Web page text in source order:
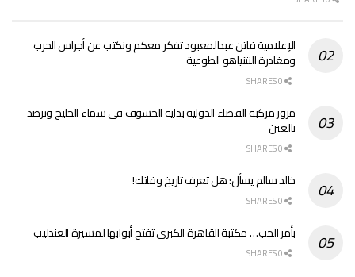
الإعلامية فاتن عبدالمعبود تفكر معكم ونكتب عن أجراس الحرب
ومغادرة النتنياهو الطوعية
مرور مركبة الفضاء الدولية بداية الخسوف في سماء الخليج وترصد
بالعين
خالد سالم يسأل: هل تعرف تاريخ وفاتك!
بأمر الحب… مكتبة القاهرة الكبرى تفتح أبوابها لمسيرة العندليب